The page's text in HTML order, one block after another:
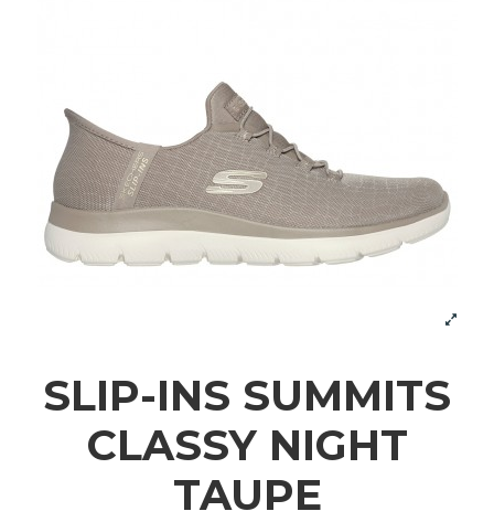
SLIP-INS SUMMITS
CLASSY NIGHT
TAUPE